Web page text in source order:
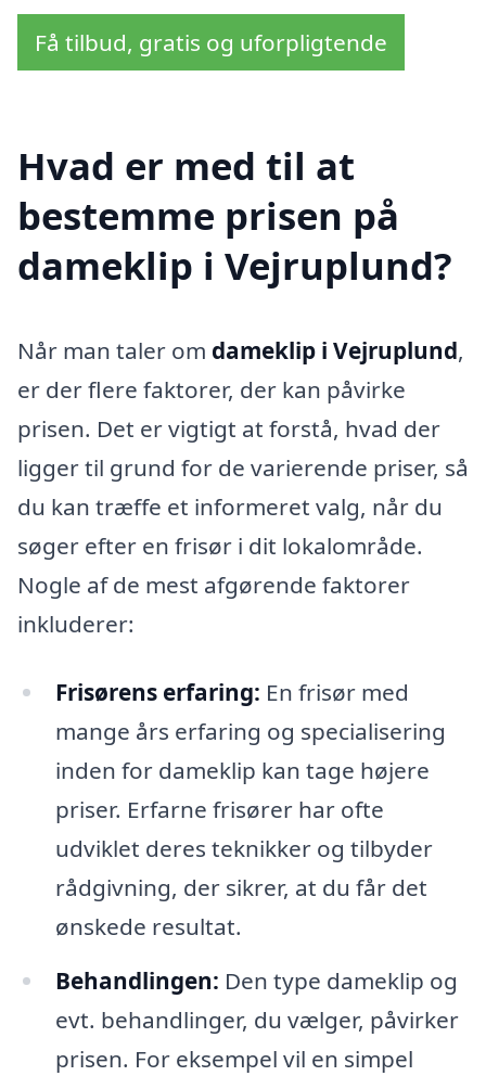
Få tilbud, gratis og uforpligtende
Hvad er med til at
bestemme prisen på
dameklip i Vejruplund?
Når man taler om dameklip i Vejruplund,
er der flere faktorer, der kan påvirke
prisen. Det er vigtigt at forstå, hvad der
ligger til grund for de varierende priser, så
du kan træffe et informeret valg, når du
søger efter en frisør i dit lokalområde.
Nogle af de mest afgørende faktorer
inkluderer:
Frisørens erfaring: En frisør med
mange års erfaring og specialisering
inden for dameklip kan tage højere
priser. Erfarne frisører har ofte
udviklet deres teknikker og tilbyder
rådgivning, der sikrer, at du får det
ønskede resultat.
Behandlingen: Den type dameklip og
evt. behandlinger, du vælger, påvirker
prisen. For eksempel vil en simpel